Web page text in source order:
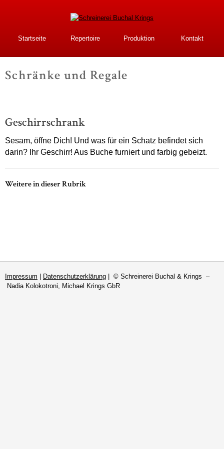
zum
Schreinerei Buchal
Krings
Startseite Repertoire Produktion Kontakt
Schränke und Regale
Geschirrschrank
Sesam, öffne Dich! Und was für ein Schatz befindet sich
darin? Ihr Geschirr! Aus Buche furniert und farbig gebeizt.
Weitere in dieser Rubrik
Impressum Datenschutzerklärung | © Schreinerei Buchal & Krings –
Nadia Kolokotroni, Michael Krings GbR